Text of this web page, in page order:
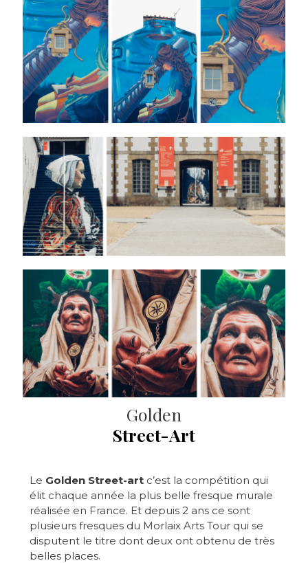
Golden
Street-Art
Le Golden Street-art c’est la compétition qui
élit chaque année la plus belle fresque murale
réalisée en France. Et depuis 2 ans ce sont
plusieurs fresques du Morlaix Arts Tour qui se
disputent le titre dont deux ont obtenu de très
belles places.